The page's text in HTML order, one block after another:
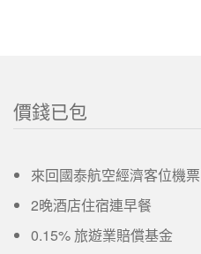
價錢已包
來回國泰航空經濟客位機票
2晚酒店住宿連早餐
0.15% 旅遊業賠償基金